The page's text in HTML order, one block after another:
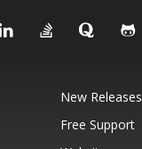
New Releases
Free Support